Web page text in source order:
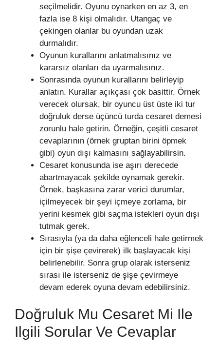
seçilmelidir. Oyunu oynarken en az 3, en
fazla ise 8 kişi olmalıdır. Utangaç ve
çekingen olanlar bu oyundan uzak
durmalıdır.
Oyunun kurallarını anlatmalısınız ve
kararsız olanları da uyarmalısınız.
Sonrasında oyunun kurallarını belirleyip
anlatın. Kurallar açıkçası çok basittir. Örnek
verecek olursak, bir oyuncu üst üste iki tur
doğruluk derse üçüncü turda cesaret demesi
zorunlu hale getirin. Örneğin, çeşitli cesaret
cevaplarının (örnek gruptan birini öpmek
gibi) oyun dışı kalmasını sağlayabilirsin.
Cesaret konusunda ise aşırı derecede
abartmayacak şekilde oynamak gerekir.
Örnek, başkasına zarar verici durumlar,
içilmeyecek bir şeyi içmeye zorlama, bir
yerini kesmek gibi saçma istekleri oyun dışı
tutmak gerek.
Sırasıyla (ya da daha eğlenceli hale getirmek
için bir şişe çevirerek) ilk başlayacak kişi
belirlenebilir. Sonra grup olarak isterseniz
sırası ile isterseniz de şişe çevirmeye
devam ederek oyuna devam edebilirsiniz.
Doğruluk Mu Cesaret Mi Ile
Ilgili Sorular Ve Cevaplar